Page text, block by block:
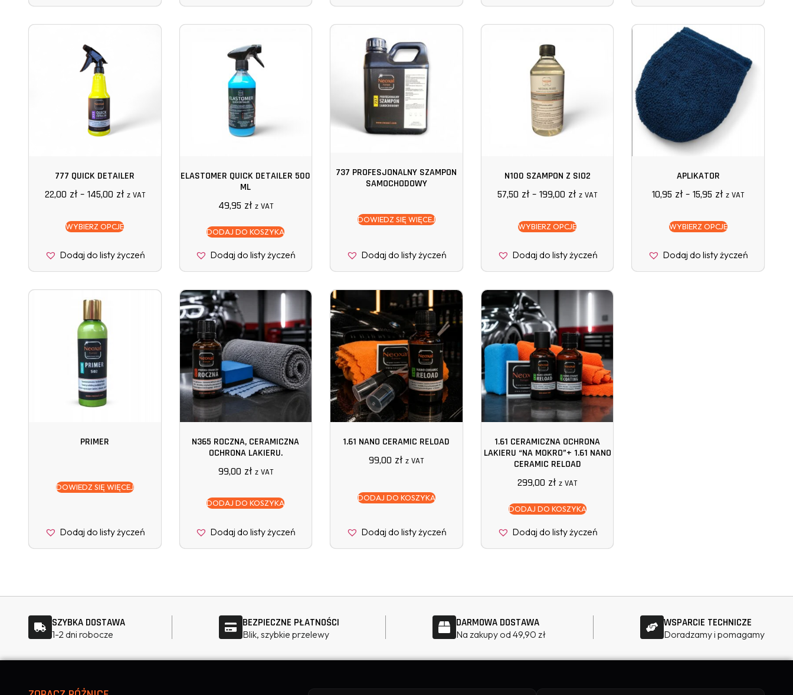
777 QUICK DETAILER
22,00 zł – 145,00 zł z VAT
WYBIERZ OPCJE
Dodaj do listy życzeń
ELASTOMER QUICK DETAILER 500
ML
49,95 zł z VAT
DODAJ DO KOSZYKA
Dodaj do listy życzeń
737 PROFESJONALNY SZAMPON
SAMOCHODOWY
DOWIEDZ SIĘ WIĘCEJ
Dodaj do listy życzeń
N100 SZAMPON Z SIO2
57,50 zł – 199,00 zł z VAT
WYBIERZ OPCJE
Dodaj do listy życzeń
APLIKATOR
10,95 zł – 15,95 zł z VAT
WYBIERZ OPCJE
Dodaj do listy życzeń
PRIMER
DOWIEDZ SIĘ WIĘCEJ
Dodaj do listy życzeń
N365 ROCZNA, CERAMICZNA
OCHRONA LAKIERU.
99,00 zł z VAT
DODAJ DO KOSZYKA
Dodaj do listy życzeń
1.61 NANO CERAMIC RELOAD
99,00 zł z VAT
DODAJ DO KOSZYKA
Dodaj do listy życzeń
1.61 CERAMICZNA OCHRONA
LAKIERU “NA MOKRO”+ 1.61 NANO
CERAMIC RELOAD
299,00 zł z VAT
DODAJ DO KOSZYKA
Dodaj do listy życzeń
SZYBKA DOSTAWA
1-2 dni robocze
BEZPIECZNE PŁATNOŚCI
Blik, szybkie przelewy
DARMOWA DOSTAWA
Na zakupy od 49,90 zł
WSPARCIE TECHNICZE
Doradzamy i pomagamy